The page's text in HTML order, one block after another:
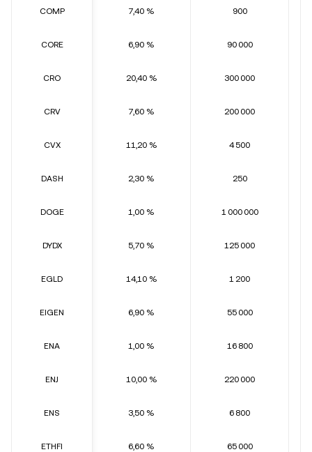
COMP
CORE
CRO
CRV
CVX
DASH
DOGE
DYDX
EGLD
EIGEN
ENA
ENJ
ENS
ETHFI
7,40 % 900
6,90 % 90 000
20,40 % 300 000
7,60 % 200 000
11,20 % 4 500
2,30 % 250
1,00 % 1 000 000
5,70 % 125 000
14,10 % 1 200
6,90 % 55 000
1,00 % 16 800
10,00 % 220 000
3,50 % 6 800
6,60 % 65 000